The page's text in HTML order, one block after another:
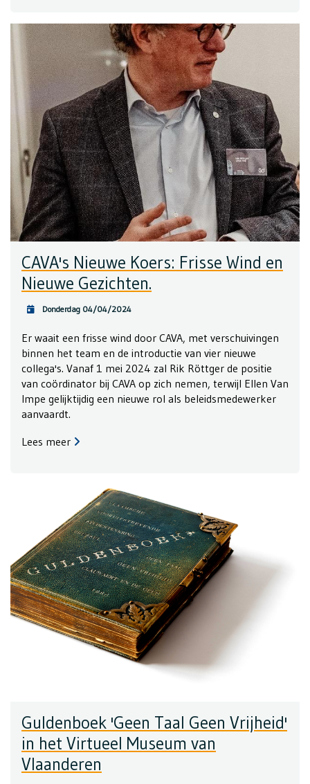
CAVA's Nieuwe Koers: Frisse Wind en
Nieuwe Gezichten.
Donderdag 04/04/2024
Er waait een frisse wind door CAVA, met verschuivingen
binnen het team en de introductie van vier nieuwe
collega's. Vanaf 1 mei 2024 zal Rik Röttger de positie
van coördinator bij CAVA op zich nemen, terwijl Ellen Van
Impe gelijktijdig een nieuwe rol als beleidsmedewerker
aanvaardt.
Lees meer
Guldenboek 'Geen Taal Geen Vrijheid'
in het Virtueel Museum van
Vlaanderen